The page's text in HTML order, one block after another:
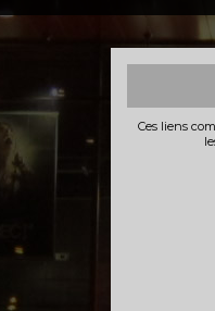
Ces liens